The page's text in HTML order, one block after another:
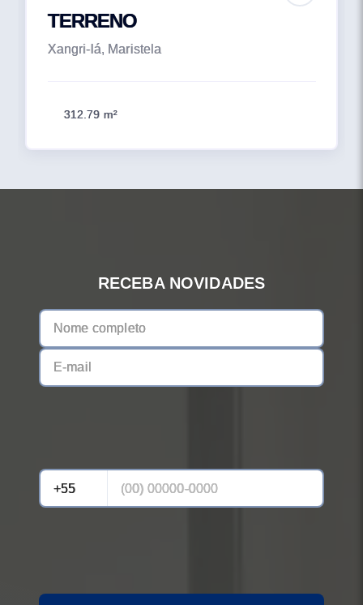
TERRENO
Xangri-lá, Maristela
312.79 m²
RECEBA NOVIDADES